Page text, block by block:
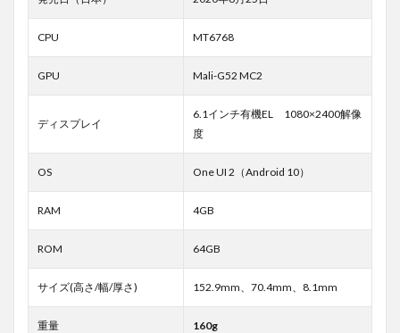
CPU MT6768
GPU Mali-G52 MC2
ディスプレイ
6.1インチ有機EL 1080×2400解像
度
OS One UI 2（Android 10）
RAM 4GB
ROM 64GB
サイズ(高さ/幅/厚さ) 152.9mm、70.4mm、8.1mm
重量 160g